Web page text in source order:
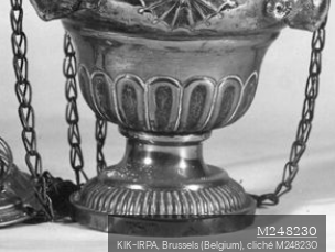
M248230
KIK-IRPA, Brussels (Belgium), cliché M248230